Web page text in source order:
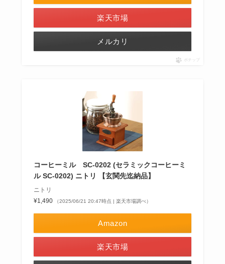
楽天市場
メルカリ
ポチップ
コーヒーミル SC-0202 (セラミックコーヒーミ
ル SC-0202) ニトリ 【玄関先迄納品】
ニトリ
¥1,490
（2025/06/21 20:47時点 | 楽天市場調べ）
Amazon
楽天市場